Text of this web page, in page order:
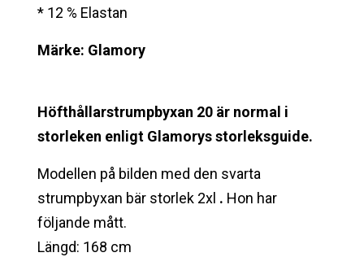
* 12 % Elastan
Märke: Glamory
Höfthållarstrumpbyxan 20 är normal i
storleken enligt Glamorys storleksguide.
Modellen på bilden med den svarta
strumpbyxan bär storlek 2xl . Hon har
följande mått.
Längd: 168 cm